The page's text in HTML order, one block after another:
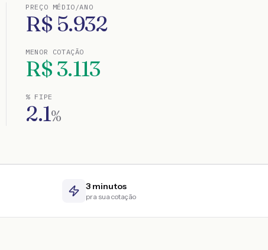
PREÇO MÉDIO/ANO
R$ 5.932
MENOR COTAÇÃO
R$ 3.113
% FIPE
2.1%
3 minutos
pra sua cotação